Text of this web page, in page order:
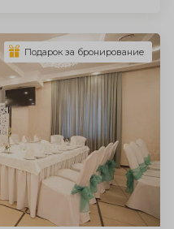
Подарок за бронирование